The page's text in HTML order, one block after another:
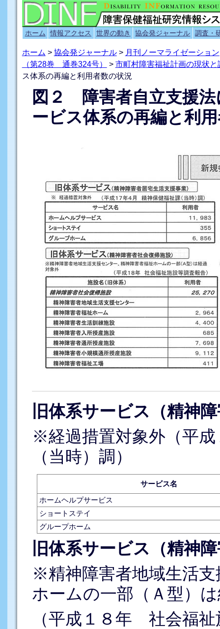
ホーム 情報アクセス 世界の動き 協会発ジャーナル 調査・
ホーム > 協会発ジャーナル> 月刊ノーマライゼーション
（第28巻 通巻324号）
> 市町村障害福祉計画の現状と
ス体系の再編と利用者数の状況
図２ 障害者自立支援法
ービス体系の再編と利
旧体系サービス（精神
※経過措置対象外（平
（当時）調）
サービス名
ホームヘルプサービス
ショートステイ
グループホーム
旧体系サービス（精神
※精神障害者地域生活
ホームの一部（Ａ型）
（平成１８年 社会福